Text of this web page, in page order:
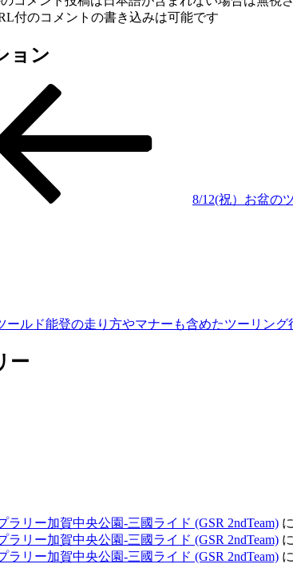
付のコメントの書き込みは可能です
ョン
8/12(祝）お盆の
ールド能登の走り方やマナーも含めたツーリング
ー
ラリー加賀中央公園-三國ライド (GSR 2ndTeam)
ラリー加賀中央公園-三國ライド (GSR 2ndTeam)
ラリー加賀中央公園-三國ライド (GSR 2ndTeam)